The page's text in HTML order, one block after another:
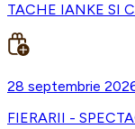
TACHE IANKE SI
28 septembrie
FIERARII -